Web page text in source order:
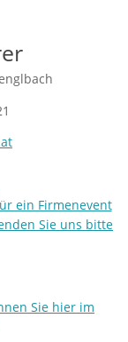
ein Firmenevent
Sie uns bitte
Sie hier im